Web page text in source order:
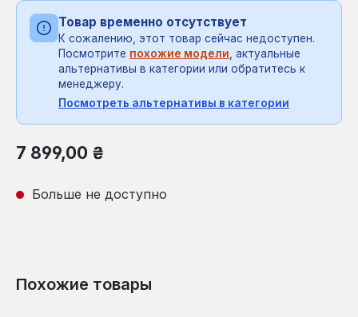
Товар временно отсутствует
К сожалению, этот товар сейчас недоступен.
Посмотрите похожие модели, актуальные
альтернативы в категории или обратитесь к
менеджеру.
Посмотреть альтернативы в категории
Обычная цена:
7 899,00 ₴
Больше не доступно
Похожие товары